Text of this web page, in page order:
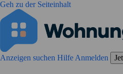
Geh zu der Seiteinhalt
Anzeigen suchen Hilfe Anmelden